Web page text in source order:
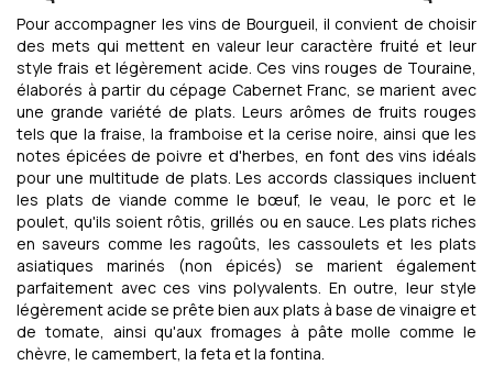
Pour accompagner les vins de Bourgueil, il convient de choisir
des mets qui mettent en valeur leur caractère fruité et leur
style frais et légèrement acide. Ces vins rouges de Touraine,
élaborés à partir du cépage Cabernet Franc, se marient avec
une grande variété de plats. Leurs arômes de fruits rouges
tels que la fraise, la framboise et la cerise noire, ainsi que les
notes épicées de poivre et d'herbes, en font des vins idéals
pour une multitude de plats. Les accords classiques incluent
les plats de viande comme le bœuf, le veau, le porc et le
poulet, qu'ils soient rôtis, grillés ou en sauce. Les plats riches
en saveurs comme les ragoûts, les cassoulets et les plats
asiatiques marinés (non épicés) se marient également
parfaitement avec ces vins polyvalents. En outre, leur style
légèrement acide se prête bien aux plats à base de vinaigre et
de tomate, ainsi qu'aux fromages à pâte molle comme le
chèvre, le camembert, la feta et la fontina.